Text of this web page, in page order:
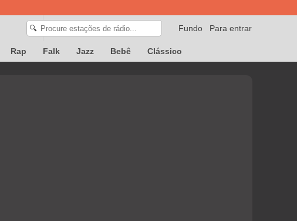
Para entrar
Fundo
🔍
Rap Falk Jazz Bebê Clássico